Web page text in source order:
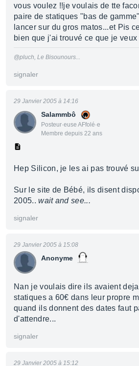
vous voulez !!je voulais de tte
paire de statiques "bas de
lancer sur du gros matos...et Pis
bien que j'ai trouvé ce que je veux
@pluch, Le Bisounours...
signaler
Salammbô
Posteur·euse AFfolé·e
Membre depuis 22 ans
29 Janvier 2005 à 14:16
Hep Silicon, je les ai pas trouvé
Sur le site de Bébé, ils disent
2005..wait and see...
signaler
Anonyme
29 Janvier 2005 à 15:08
Nan je voulais dire ils avaient
statiques a 60€ dans leur propre
quand ils donnent des dates faut
d'attendre...
signaler
29 Janvier 2005 à 15:12